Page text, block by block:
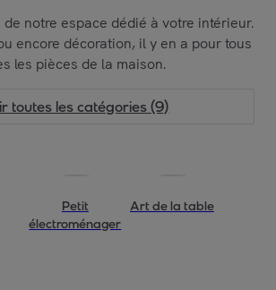
de notre espace dédié à votre intérieur.
encore décoration, il y en a pour tous
les pièces de la maison.
toutes les catégories (9)
Petit
électroménager
Art de la table